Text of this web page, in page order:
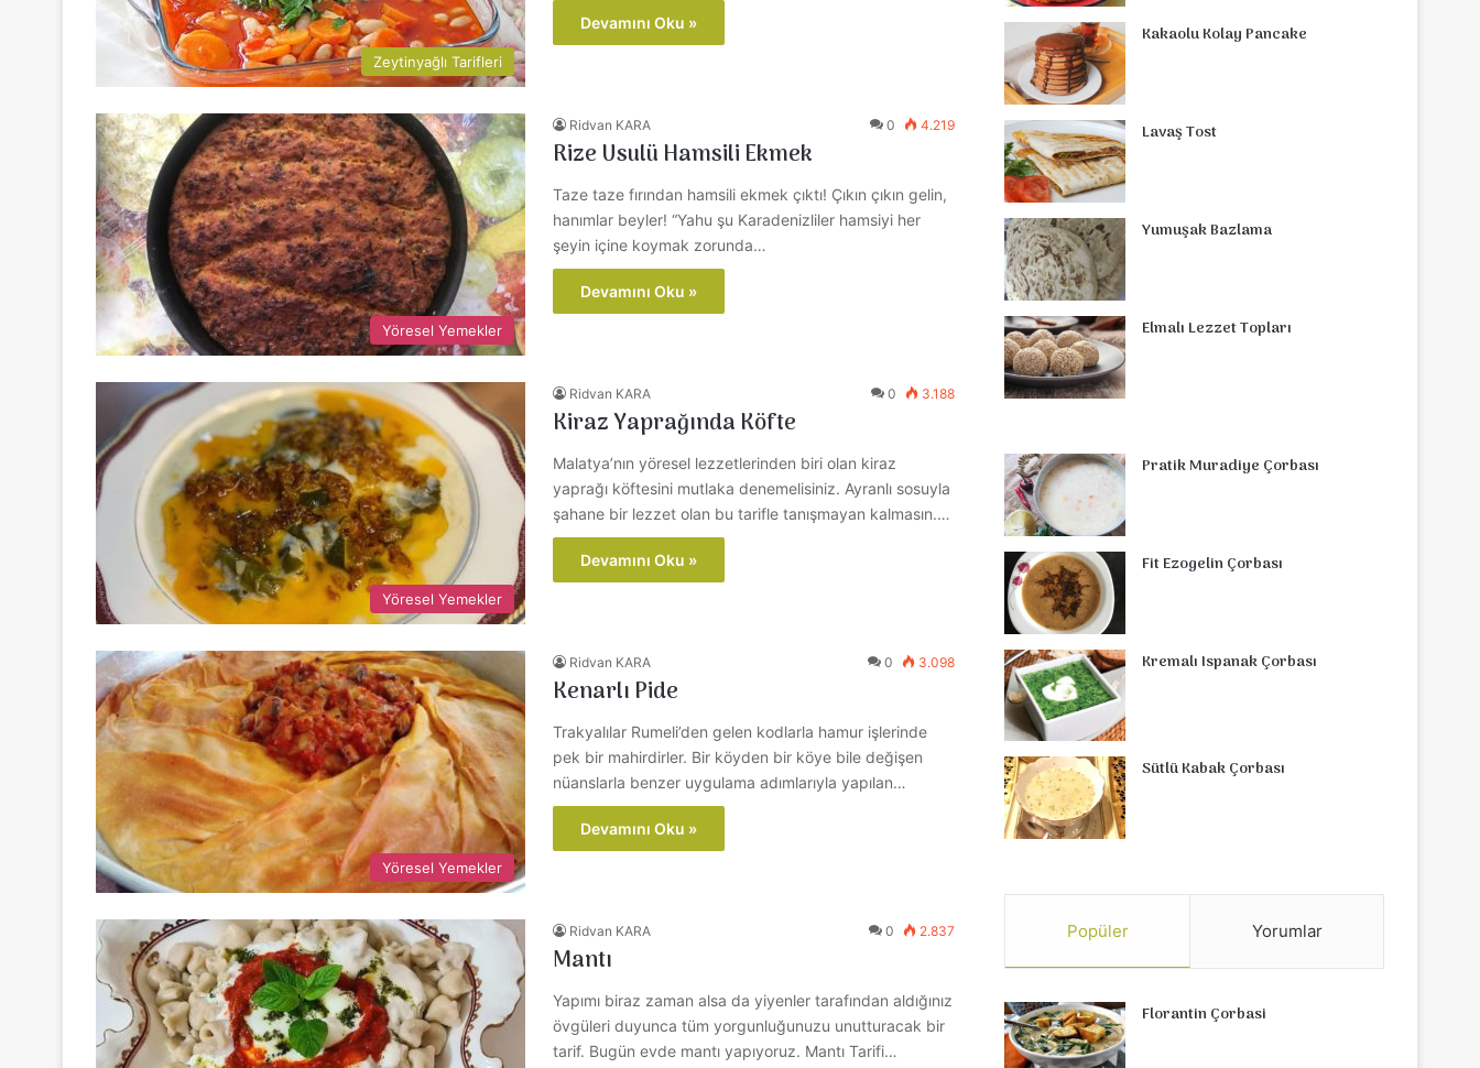
Zeytinyağlı Tarifleri
Devamını Oku »
Yöresel Yemekler
Ridvan KARA 0 4.219
Rize Usulü Hamsili Ekmek
Taze taze fırından hamsili ekmek çıktı! Çıkın çıkın gelin,
hanımlar beyler! “Yahu şu Karadenizliler hamsiyi her
şeyin içine koymak zorunda…
Devamını Oku »
Yöresel Yemekler
Ridvan KARA 0 3.188
Kiraz Yaprağında Köfte
Malatya’nın yöresel lezzetlerinden biri olan kiraz
yaprağı köftesini mutlaka denemelisiniz. Ayranlı sosuyla
şahane bir lezzet olan bu tarifle tanışmayan kalmasın.…
Devamını Oku »
Yöresel Yemekler
Ridvan KARA 0 3.098
Kenarlı Pide
Trakyalılar Rumeli’den gelen kodlarla hamur işlerinde
pek bir mahirdirler. Bir köyden bir köye bile değişen
nüanslarla benzer uygulama adımlarıyla yapılan…
Devamını Oku »
Ridvan KARA 0 2.837
Mantı
Yapımı biraz zaman alsa da yiyenler tarafından aldığınız
övgüleri duyunca tüm yorgunluğunuzu unutturacak bir
tarif. Bugün evde mantı yapıyoruz. Mantı Tarifi…
o
o
k
o
m
s
A
p
p
Kakaolu Kolay Pancake
Lavaş Tost
Yumuşak Bazlama
Elmalı Lezzet Topları
Pratik Muradiye Çorbası
Fit Ezogelin Çorbası
Kremalı Ispanak Çorbası
Sütlü Kabak Çorbası
Popüler Yorumlar
Florantin Çorbasi